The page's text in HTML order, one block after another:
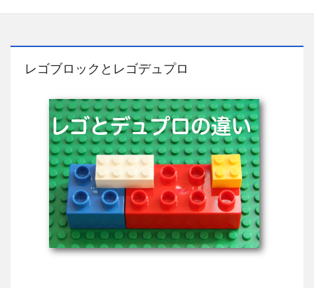
レゴブロックとレゴデュプロ